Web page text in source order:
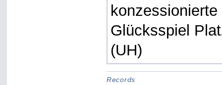
konzessionierte
Glücksspiel
(UH)
Records